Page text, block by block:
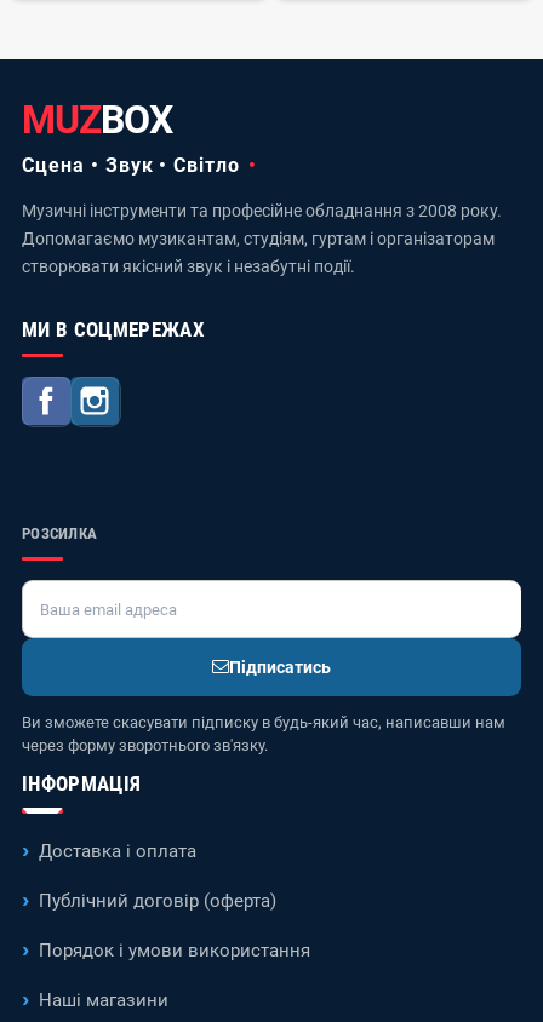
MUZBOX
Сцена • Звук • Світло
Музичні інструменти та професійне обладнання з 2008 року.
Допомагаємо музикантам, студіям, гуртам і організаторам
створювати якісний звук і незабутні події.
МИ В СОЦМЕРЕЖАХ
Facebook
РОЗСИЛКА
Підписатись
Ви зможете скасувати підписку в будь-який час, написавши нам
через форму зворотнього зв'язку.
ІНФОРМАЦІЯ
Доставка і оплата
Публічний договір (оферта)
Порядок і умови використання
Наші магазини